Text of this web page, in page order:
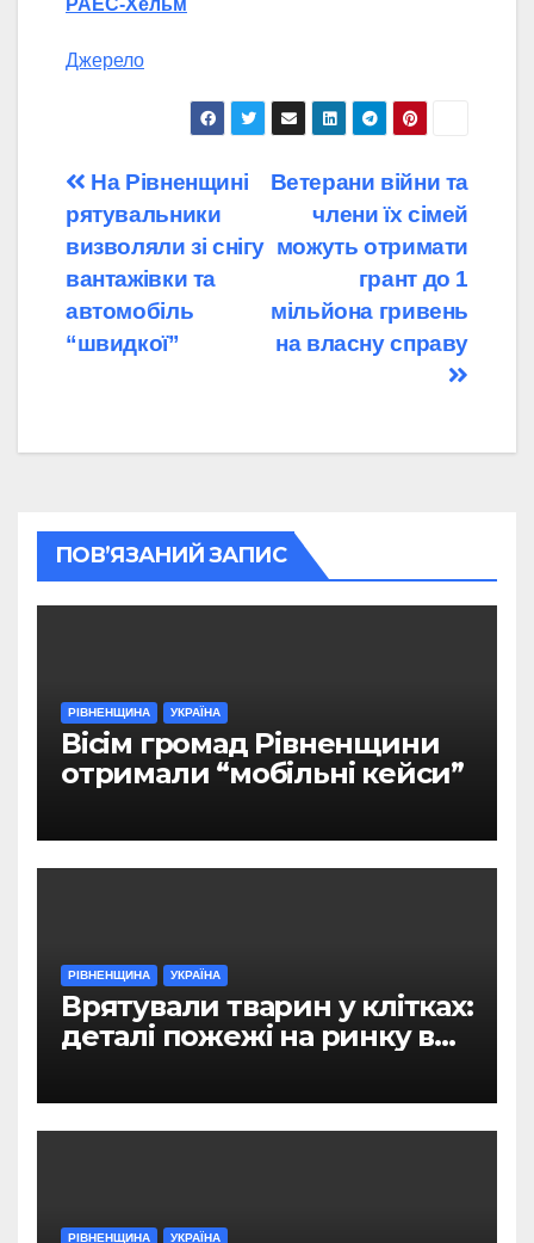
РАЕС-Хельм
Джерело
Навігація
записів
Ветерани війни та
члени їх сімей
можуть отримати
грант до 1
мільйона гривень
на власну справу
На Рівненщині
рятувальники
визволяли зі снігу
вантажівки та
автомобіль
“швидкої”
ПОВ’ЯЗАНИЙ ЗАПИС
РІВНЕНЩИНА УКРАЇНА
Вісім громад Рівненщини
отримали “мобільні кейси”
РІВНЕНЩИНА УКРАЇНА
Врятували тварин у клітках:
деталі пожежі на ринку в
РІВНЕНЩИНА УКРАЇНА